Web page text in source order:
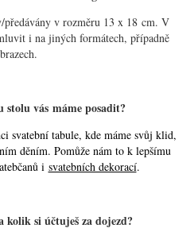
předávány v rozměru 13 x 18 cm. V
i na jiných formátech, případně
stolu vás máme posadit?
svatební tabule, kde máme svůj klid,
děním. Pomůže nám to k lepšímu
i svatebních dekorací.
kolik si účtuješ za dojezd?